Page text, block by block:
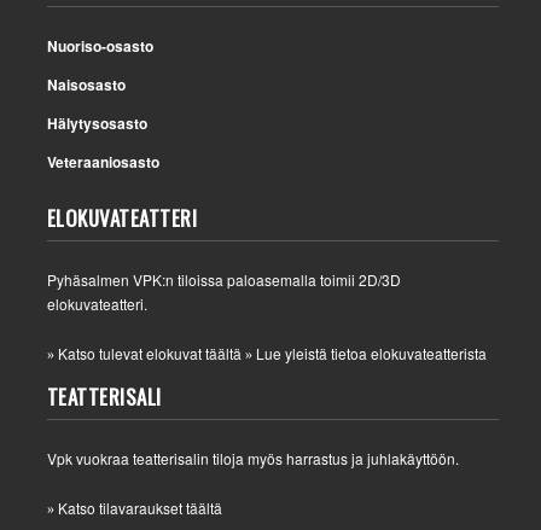
Nuoriso-osasto
Naisosasto
Hälytysosasto
Veteraaniosasto
ELOKUVATEATTERI
Pyhäsalmen VPK:n tiloissa paloasemalla toimii 2D/3D
elokuvateatteri.
» Katso tulevat elokuvat täältä » Lue yleistä tietoa elokuvateatterista
TEATTERISALI
Vpk vuokraa teatterisalin tiloja myös harrastus ja juhlakäyttöön.
» Katso tilavaraukset täältä